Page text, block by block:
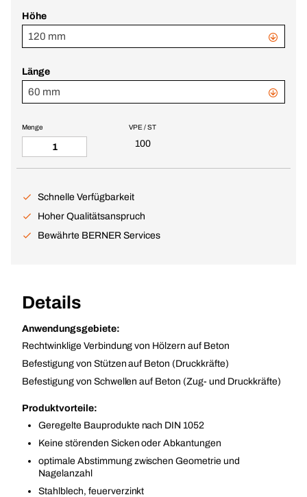
Höhe
120 mm
Länge
60 mm
VPE / ST
100
Menge
Schnelle Verfügbarkeit
Hoher Qualitätsanspruch
Bewährte BERNER Services
Details
Anwendungsgebiete:
Rechtwinklige Verbindung von Hölzern auf Beton
Befestigung von Stützen auf Beton (Druckkräfte)
Befestigung von Schwellen auf Beton (Zug- und Druckkräfte)
Produktvorteile:
Geregelte Bauprodukte nach DIN 1052
Keine störenden Sicken oder Abkantungen
optimale Abstimmung zwischen Geometrie und
Nagelanzahl
Stahlblech, feuerverzinkt